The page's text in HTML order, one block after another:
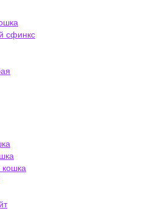
сфинкс
кошка